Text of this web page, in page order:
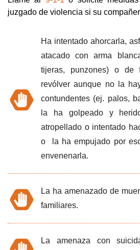
juzgado de violencia si su
Ha intentado ahorcarla,
atacado con arma
tijeras, punzones) o de
revólver aunque no la
contundentes (ej. palos,
la ha golpeado y
atropellado o intentado
o la ha empujado por
envenenarla.
La ha amenazado de
familiares.
La amenaza con